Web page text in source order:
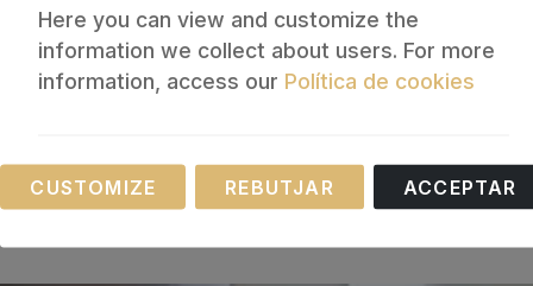
Here you can view and customize the
information we collect about users. For more
information, access our Política de cookies
Necessary
These cookies are necessary for the operation of
CUSTOMIZE REBUTJAR ACCEPTAR